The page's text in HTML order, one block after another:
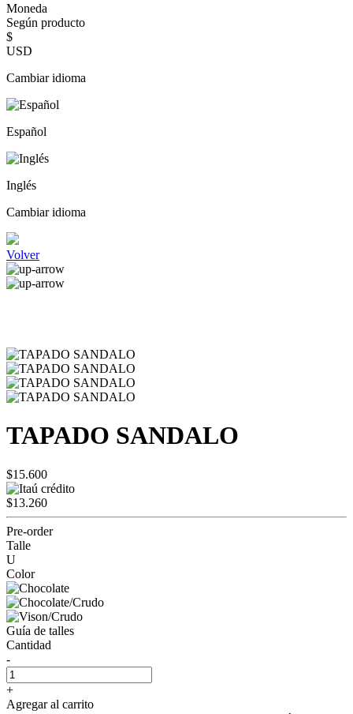
Moneda
Según producto
$
USD
Cambiar idioma
Español
Inglés
Cambiar idioma
Volver
TAPADO SANDALO
$15.600
$13.260
Pre-order
Talle
U
Color
Guía de talles
Cantidad
-
+
Agregar al carrito